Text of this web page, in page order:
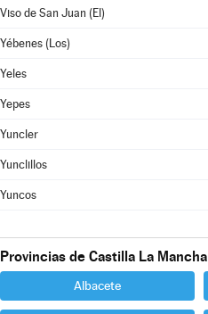
Viso de San Juan (El)
Yébenes (Los)
Yeles
Yepes
Yuncler
Yunclillos
Yuncos
Provincias de Castilla La Mancha
Albacete